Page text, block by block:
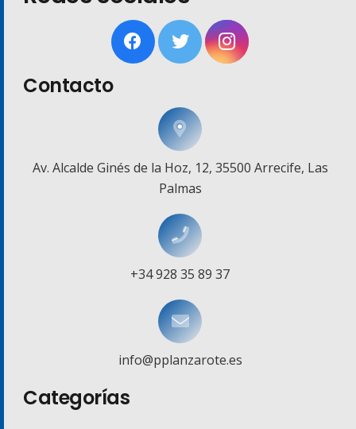
Contacto
Av. Alcalde Ginés de la Hoz, 12, 35500 Arrecife, Las
Palmas
+34 928 35 89 37
info@pplanzarote.es
Categorías